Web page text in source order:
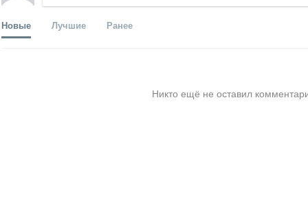
Новые Лучшие Ранее
Никто ещё не оставил